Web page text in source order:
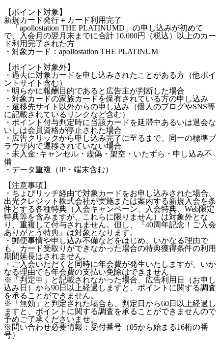
【ポイント対象】
新規カード発行＋カード利用完了
「apollostation THE PLATINUMD」の申し込みが初めて
で、入会月の翌月末までに合計 10,000円（税込）以上のカー
ド利用完了された方
・対象カード：apollostation THE PLATINUM
【ポイント対象外】
・過去に対象カードを申し込みされたことがある方（他ポイ
ントサイト含む）
・明らかに報酬目的であると広告主が判断した場合
・対象カードの家族カードを保有されている方の申し込み
・遷移先サイト以外からの申し込み（個人のブログやSNS等
に記載されているリンクなど含む）
・ポイント付与判定時に当該カードを延滞中あるいは退会な
いしは会員資格が停止された場合
・広告クリックから申し込み完了に至るまで、同一の標準ブ
ラウザ内で遷移されていない場合
・未入金･キャンセル・虚偽・架空・いたずら・申し込み不
備
・データ重複（IP・端末含む）
【注意事項】
・ちょびリッチ経由で対象カードをお申し込みされた場合、
出光クレジット株式会社が実施または案内する新規入会を条
件とする各種特典（入会キャンペーン、入会特典、Web限定
特典等を含みますが、これらに限りません）は対象外とな
り、重複して付与されません。但し、『40周年記念！ご入会
ありがとう特典』は対象となります。
・郵便事情や申し込み不備などをはじめ、いかなる理由で
も、カード受取りができなかった場合の特典獲得条件の利用
期間延長はされません。
・ご入会いただくと同時に年会費が発生いたしますが、いか
なる理由でも年会費の支払い免除はできません。
※「判定中」と記載されなかった場合、広告利用日（お申し
込み日）から90日以上経過しますと、ポイントに関する調査
を承ることができません。
※「無効」と判定された場合も、判定日から60日以上経過し
ますと、ポイントに関する調査を承ることができませんので
予めご了承くださいませ。
※問い合わせ必要情報：受付番号（05から始まる16桁の番
号）